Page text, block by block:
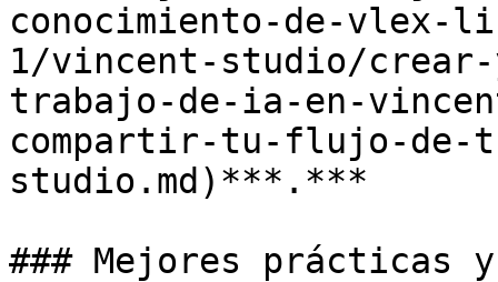
conocimiento-de-
1/vincent-studio/
trabajo-de-ia-en-
compartir-tu-flujo-de-
studio.md)***.***
### Mejores prácticas